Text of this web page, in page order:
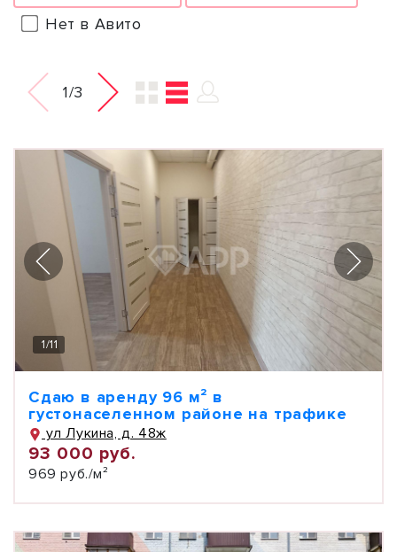
Нет в Авито
1/3
1/11
Сдаю в аренду 96 м² в
густонаселенном районе на трафике
ул Лукина, д. 48ж
93 000 руб.
969 руб./м²